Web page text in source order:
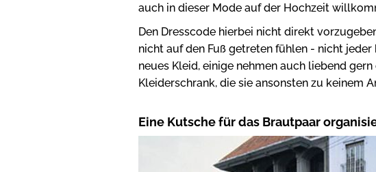
auch in dieser Mode auf der Hochzeit
Den Dresscode hierbei nicht direkt
nicht auf den Fuß getreten fühlen - nicht
neues Kleid, einige nehmen auch liebend
Kleiderschrank, die sie ansonsten zu keinem
Eine Kutsche für das Brautpaar